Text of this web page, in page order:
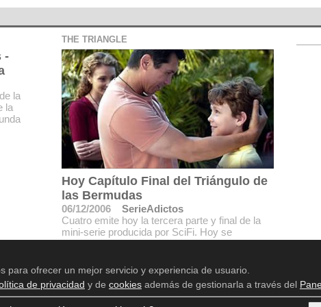
-
la
la
THE TRIANGLE
Hoy Capítulo Final del Triángulo de
las Bermudas
06/12/2006
SerieAdictos
Cuatro emite hoy la tercera parte y final de la
mini-serie producida por SciFi. Hoy se
desvelarán todos los misterios que conciernen
Aviso legal
para ofrecer un mejor servicio y experiencia de usuario.
de privacidad y de cookiesademás de gestionarla a través del